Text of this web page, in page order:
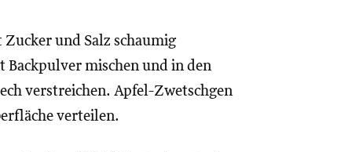
und Salz schaumig
Backpulver mischen und in den
verstreichen. Apfel-Zwetschgen
verteilen.